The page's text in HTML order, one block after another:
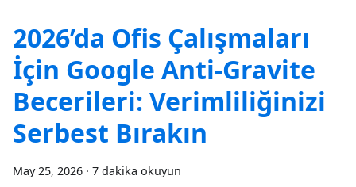
2026’da Ofis Çalışmaları
İçin Google Anti-Gravite
Becerileri: Verimliliğinizi
Serbest Bırakın
May 25, 2026 · 7 dakika okuyun